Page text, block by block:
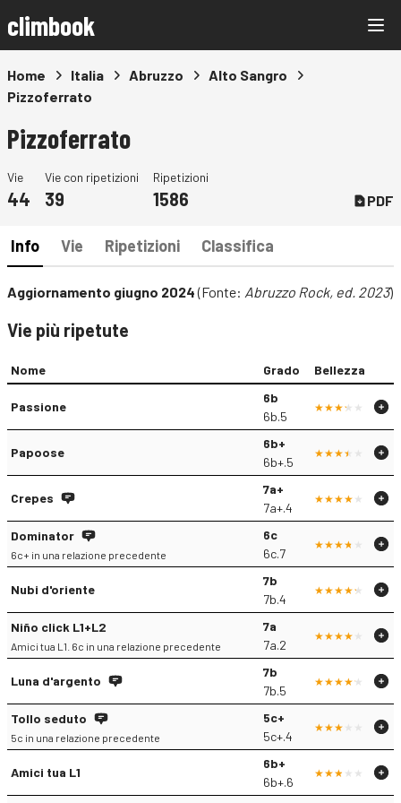
climbook
Home Italia Abruzzo
Alto Sangro
Pizzoferrato
Pizzoferrato
Vie
44
Vie con ripetizioni
39
Ripetizioni
1586 PDF
Info Vie Ripetizioni Classifica
Aggiornamento giugno 2024(Fonte: Abruzzo Rock, ed. 2023)
Vie più ripetute
Nome Grado Bellezza
Passione
6b
6b.5
Papoose
6b+
6b+.5
Crepes
7a+
7a+.4
Dominator
6c+ in una relazione precedente
6c
6c.7
Nubi d'oriente
7b
7b.4
Niño click L1+L2
Amici tua L1. 6c in una relazione precedente
7a
7a.2
Luna d'argento
7b
7b.5
Tollo seduto
5c in una relazione precedente
5c+
5c+.4
Amici tua L1
6b+
6b+.6